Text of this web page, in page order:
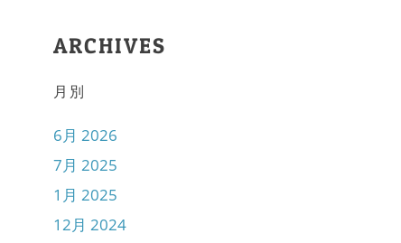
ARCHIVES
月別
6月 2026
7月 2025
1月 2025
12月 2024